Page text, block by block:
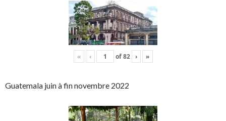
« ‹ of82 › »
Guatemala juin à fin novembre 2022